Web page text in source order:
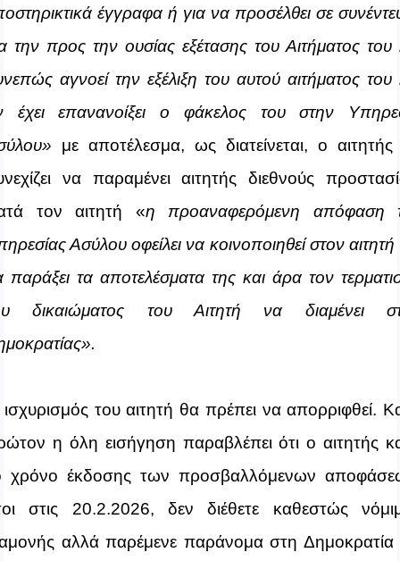
έγγραφα ή για να προσέλθει σε
την προς την ουσίας εξέτασης του Αιτήματος του
αγνοεί την εξέλιξη του αυτού αιτήματος του
έχει επανανοίξει ο φάκελος του στην
»
με αποτέλεσμα, ως διατείνεται, ο
να παραμένει αιτητής διεθνούς
τον αιτητή
«η προαναφερόμενη απόφαση
Ασύλου οφείλει να κοινοποιηθεί στον αιτητή
παράξει τα αποτελέσματα της και άρα τον
δικαιώματος του Αιτητή να διαμένει
».
του αιτητή θα πρέπει να απορριφθεί.
η όλη εισήγηση παραβλέπει ότιο αιτητής
χρόνο έκδοσης των προσβαλλόμενων
στις 20.2.2026, δεν διέθετε καθεστώς
αλλά παρέμενε παράνομα στη